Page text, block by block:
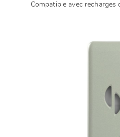
Compatible avec recharges